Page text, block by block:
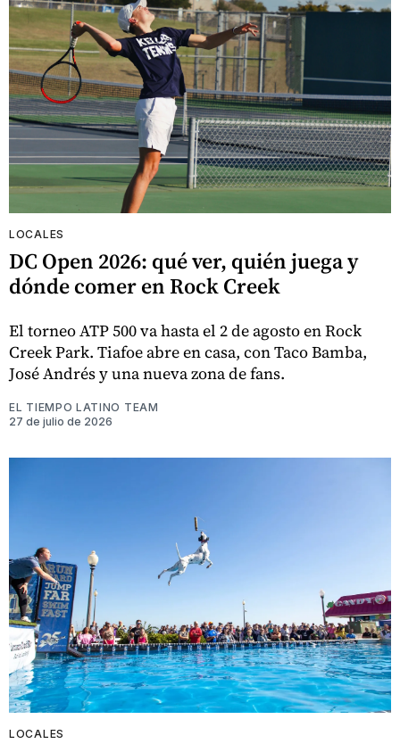
LOCALES
DC Open 2026: qué ver, quién juega y
dónde comer en Rock Creek
El torneo ATP 500 va hasta el 2 de agosto en Rock
Creek Park. Tiafoe abre en casa, con Taco Bamba,
José Andrés y una nueva zona de fans.
EL TIEMPO LATINO TEAM
27 de julio de 2026
LOCALES